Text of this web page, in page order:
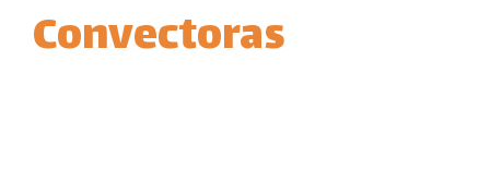
Convectoras